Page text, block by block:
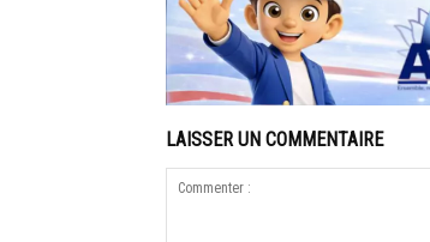
LAISSER UN COMMENTAIRE